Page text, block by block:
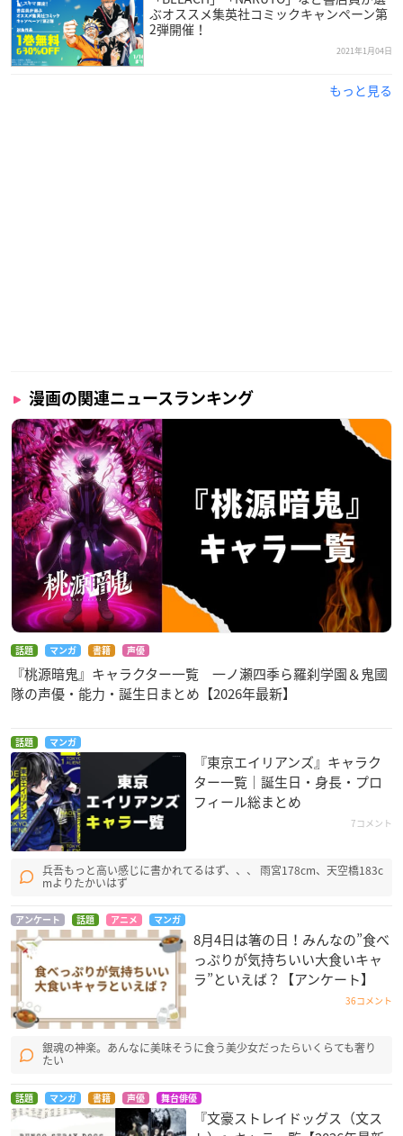
・「くまみこ」作画：吉元ますめ
・「対ありでした。」作画：江島絵里
・「盾の勇者の成り上がり」作画：アネコユサギ
・「将棋めし」漫画：松本渚、将棋監修：広瀬章人八段 他
ぶオススメ集英社コミックキャンペーン第
2弾開催！
2021年1月04日
もっと見る
漫画の関連ニュースランキング
話題 マンガ 書籍 声優
『桃源暗鬼』キャラクター一覧 一ノ瀬四季ら羅刹学園＆鬼國
隊の声優・能力・誕生日まとめ【2026年最新】
話題 マンガ
『東京エイリアンズ』キャラク
ター一覧｜誕生日・身長・プロ
フィール総まとめ
7コメント
兵吾もっと高い感じに書かれてるはず、、、 雨宮178cm、天空橋183c
mよりたかいはず
アンケート 話題 アニメ マンガ
8月4日は箸の日！みんなの”食べ
っぷりが気持ちいい大食いキャ
ラ”といえば？【アンケート】
36コメント
銀魂の神楽。あんなに美味そうに食う美少女だったらいくらても奢り
たい
話題 マンガ 書籍 声優 舞台俳優
『文豪ストレイドッグス（文ス